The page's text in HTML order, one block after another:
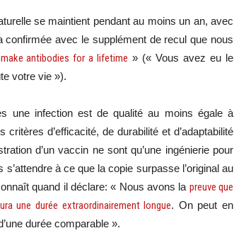
se maintient pendant au moins un an, avec
confirmée avec le supplément de recul que nous
make antibodies for a lifetime » (« Vous avez eu le
votre vie »).
une infection est de qualité au moins égale à
d’efficacité, de durabilité et d’adaptabilité
d’un vaccin ne sont qu’une ingénierie pour
à ce que la copie surpasse l’original au
quand il déclare: « Nous avons la preuve que
une durée extraordinairement longue. On peut en
durée comparable ».